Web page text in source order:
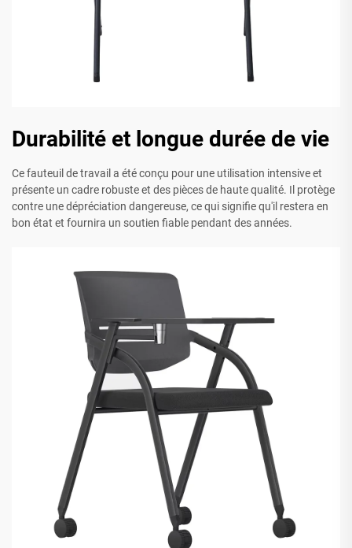
Durabilité et longue durée de vie
Ce fauteuil de travail a été conçu pour une utilisation intensive et
présente un cadre robuste et des pièces de haute qualité. Il protège
contre une dépréciation dangereuse, ce qui signifie qu'il restera en
bon état et fournira un soutien fiable pendant des années.